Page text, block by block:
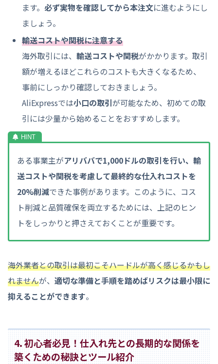
ます。 必ず実物を確認してから本注文に進むようにし
ましょう。
輸送コストや関税に注意する
海外取引には、輸送コストや関税がかかります。取引
額が増えるほどこれらのコストも大きくなるため、
事前にしっかり確認しておきましょう。
AliExpressでは小口の取引が可能なため、初めての取
引には少量から始めることをおすすめします。
ある事業主がアリババで1,000ドルの取引を行い、輸
送コストや関税を考慮して最終的な仕入れコストを
20%削減できた事例があります。このように、コス
ト削減と品質確保を両立するためには、上記のヒン
トをしっかりと押さえておくことが重要です。
海外業者との取引は最初こそハードルが高く感じるかもし
れませんが、 適切な準備と手順を踏めばリスクは最小限に
抑えることができます。
4. 初心者必見！仕入れ先との長期的な関係を
築くための秘訣とツール紹介